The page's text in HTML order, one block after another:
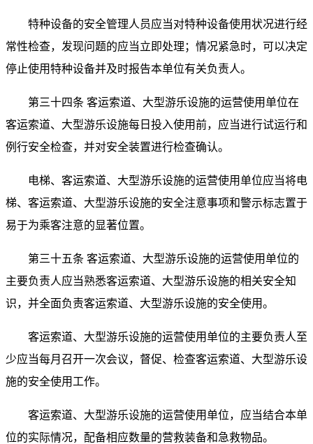
特种设备的安全管理人员应当对特种设备使用状况进行经
常性检查，发现问题的应当立即处理；情况紧急时，可以决定
停止使用特种设备并及时报告本单位有关负责人。
第三十四条 客运索道、大型游乐设施的运营使用单位在
客运索道、大型游乐设施每日投入使用前，应当进行试运行和
例行安全检查，并对安全装置进行检查确认。
电梯、客运索道、大型游乐设施的运营使用单位应当将电
梯、客运索道、大型游乐设施的安全注意事项和警示标志置于
易于为乘客注意的显著位置。
第三十五条 客运索道、大型游乐设施的运营使用单位的
主要负责人应当熟悉客运索道、大型游乐设施的相关安全知
识，并全面负责客运索道、大型游乐设施的安全使用。
客运索道、大型游乐设施的运营使用单位的主要负责人至
少应当每月召开一次会议，督促、检查客运索道、大型游乐设
施的安全使用工作。
客运索道、大型游乐设施的运营使用单位，应当结合本单
位的实际情况，配备相应数量的营救装备和急救物品。